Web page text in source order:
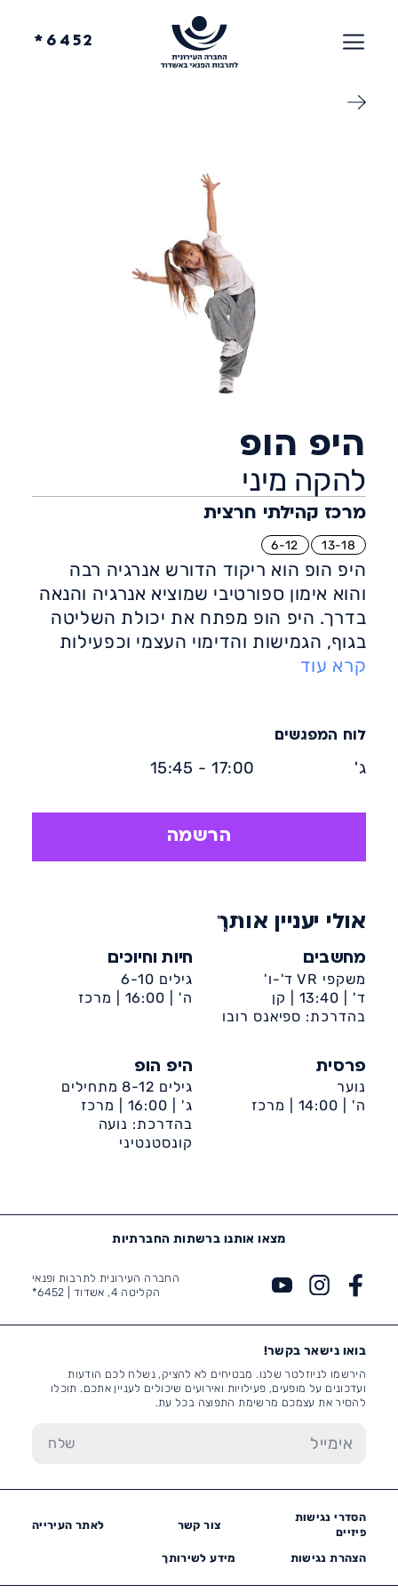
6452*
היפ הופ
להקה מיני
מרכז קהילתי חרצית
13-18
6-12
היפ הופ הוא ריקוד הדורש אנרגיה רבה
והוא אימון ספורטיבי שמוציא אנרגיה והנאה
בדרך. היפ הופ מפתח את יכולת השליטה
בגוף, הגמישות והדימוי העצמי וכפעילות
ספורטיבית הוא שורף אנרגיה וקלוריות
בעל אופי צעיר, נועז, בוטה ,ייחודי ומלא
באנרגיה.
קצבית וסוחפת.
יתרונות ההיפ הופ: מעודד להביע רגש
באמצעות הכוריאוגרפיה, מחטב ומעצב את
קרא עוד
הרשמה
לוח המפגשים
ג' 17:00 - 15:45
אולי יעניין אותך
מחשבים
משקפי VR ד'-ו'
ד' | 13:40 |
קן
מלכה-ט'-ביה״ס אשכול
בהדרכת: ספיאנס רובו
חיות וחיוכים
גילים 6-10
ה' | 16:00 |
מרכז
פרסית
נוער
ה' | 14:00 |
מרכז
היפ הופ
גילים 8-12 מתחילים
ג' | 16:00 |
מרכז
קהילתי ספרא
בהדרכת: נועה
קונסטנטיני
מצאו אותנו ברשתות החברתיות
החברה העירונית לתרבות ופנאי
הקליטה 4, אשדוד |
6452*
בואו נישאר בקשר!
הירשמו לניוזלטר שלנו. מבטיחים לא להציק, נשלח לכם הודעות
ועדכונים על מופעים, פעילויות ואירועים שיכולים לעניין אתכם. תוכלו
להסיר את עצמכם מרשימת התפוצה בכל עת.
הסדרי נגישות
פיזיים
צור קשר לאתר העירייה
הצהרת נגישות מידע לשירותך